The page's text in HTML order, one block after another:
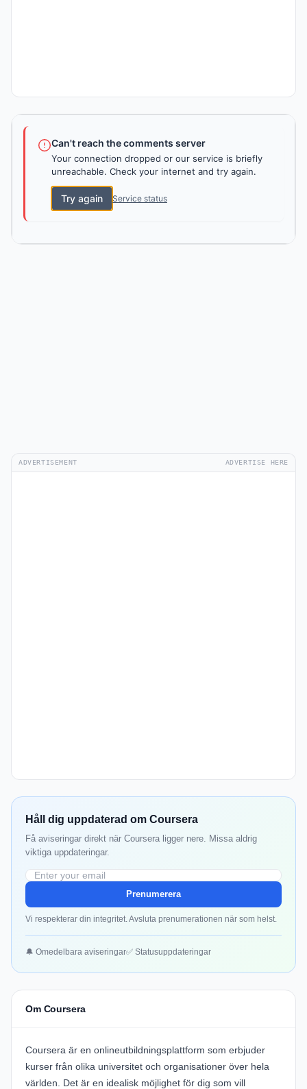
Can't reach the comments server
Your connection dropped or our service is briefly
unreachable. Check your internet and try again.
Try again Service status
ADVERTISEMENT ADVERTISE HERE
Håll dig uppdaterad om Coursera
Få aviseringar direkt när Coursera ligger nere. Missa aldrig
viktiga uppdateringar.
Prenumerera
Vi respekterar din integritet. Avsluta prenumerationen när som helst.
🔔 Omedelbara aviseringar✅ Statusuppdateringar
Om Coursera
Coursera är en onlineutbildningsplattform som erbjuder
kurser från olika universitet och organisationer över hela
världen. Det är en idealisk möjlighet för dig som vill